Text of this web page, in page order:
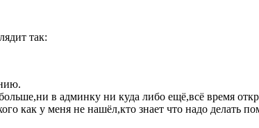
так:
в админку ни куда либо ещё,всё время
как у меня не нашёл,кто знает что надо делать